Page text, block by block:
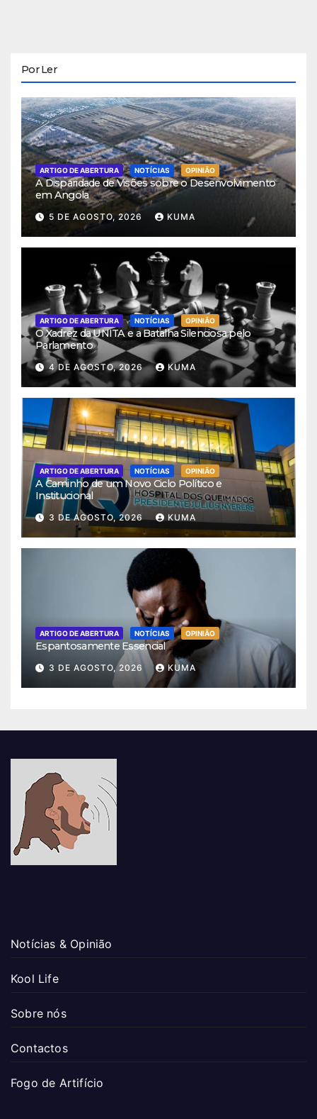
Por Ler
ARTIGO DE ABERTURA NOTÍCIAS OPINIÃO
A Disparidade de Visões sobre o Desenvolvimento
em Angola
5 DE AGOSTO, 2026 KUMA
ARTIGO DE ABERTURA NOTÍCIAS OPINIÃO
O Xadrez da UNITA e a Batalha Silenciosa pelo
Parlamento
4 DE AGOSTO, 2026 KUMA
ARTIGO DE ABERTURA NOTÍCIAS OPINIÃO
A Caminho de um Novo Ciclo Político e
Institucional
3 DE AGOSTO, 2026 KUMA
ARTIGO DE ABERTURA NOTÍCIAS OPINIÃO
Espantosamente Essencial
3 DE AGOSTO, 2026 KUMA
Notícias & Opinião
Kool Life
Sobre nós
Contactos
Fogo de Artifício